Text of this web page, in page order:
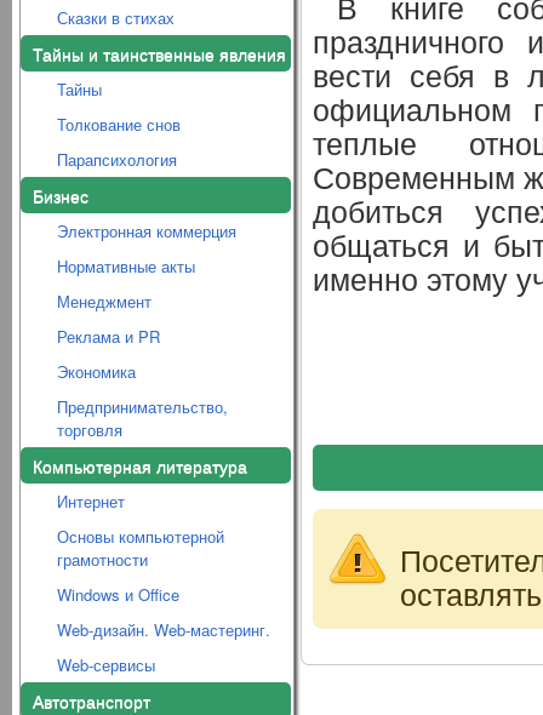
Сказки в стихах
Тайны и таинственные явления
Тайны
Толкование снов
Парапсихология
Бизнес
Электронная коммерция
Нормативные акты
Менеджмент
Реклама и PR
Экономика
Предпринимательство,
торговля
Компьютерная литература
Интернет
Основы компьютерной
грамотности
Windows и Office
Web-дизайн. Web-мастеринг.
Web-сервисы
Автотранспорт
праздничного
вести себя в
официальном
теплые
Современным
добиться
общаться и
именно этому